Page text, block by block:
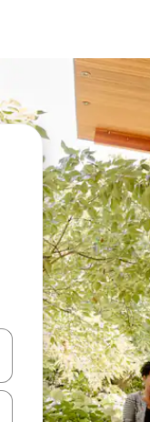
usando las